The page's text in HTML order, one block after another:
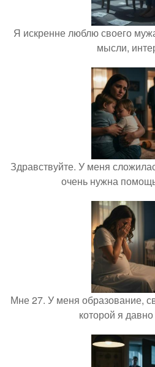
Я искренне люблю своего
мысли,
Здравствуйте. У меня
очень нужна
Мне 27. У меня образование,
которой я